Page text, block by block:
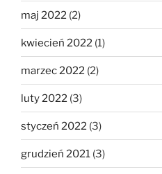
maj 2022 (2)
kwiecień 2022 (1)
marzec 2022 (2)
luty 2022 (3)
styczeń 2022 (3)
grudzień 2021 (3)